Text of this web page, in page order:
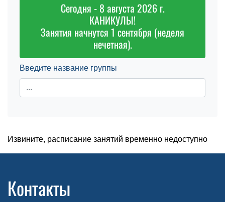
Сегодня - 8 августа 2026 г.
КАНИКУЛЫ!
Занятия начнутся 1 сентября (неделя
нечетная).
Введите название группы
Извините, расписание занятий временно недоступно
Контакты